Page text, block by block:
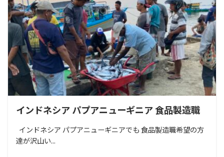
インドネシア パプアニューギニア 食品製造職
インドネシア パプアニューギニアでも 食品製造職希望の方
達が沢山い...